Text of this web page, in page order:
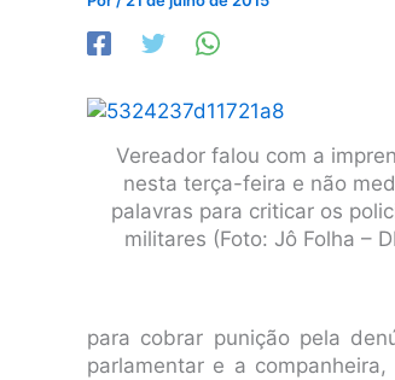
Vereador falou com a
nesta terça-feira e não
palavras para criticar os
militares (Foto: Jô Folha –
para cobrar punição pela
parlamentar e a